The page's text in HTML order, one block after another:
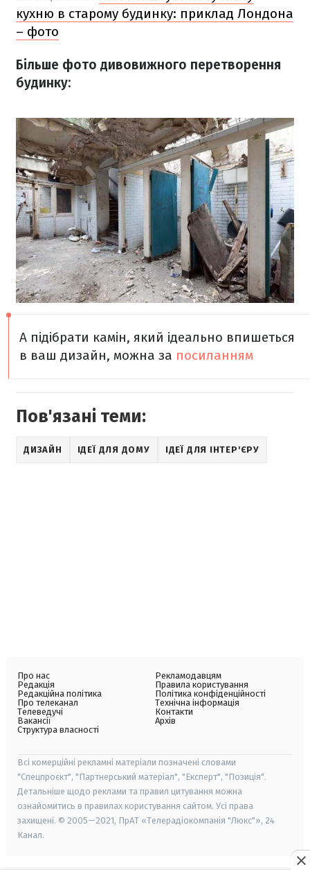
кухню в старому будинку: приклад Лондона
– фото
Більше фото дивовижного перетворення
будинку:
А підібрати камін, який ідеально впишеться
в ваш дизайн, можна за посиланням
Пов'язані теми:
ДИЗАЙН ІДЕЇ ДЛЯ ДОМУ ІДЕЇ ДЛЯ ІНТЕР'ЄРУ
Про нас
Редакція
Редакційна політика
Про телеканал
Телеведучі
Вакансії
Структура власності
Рекламодавцям
Правила користування
Політика конфіденційності
Технічна інформація
Контакти
Архів
Всі комерційні рекламні матеріали позначені словами
"Спецпроєкт", "Партнерський матеріал", "Експерт", "Позиція".
Детальніше щодо реклами та правил цитування можна
ознайомитись в правилах користування сайтом. Усі права
захищені. © 2005—2021, ПрАТ «Телерадіокомпанія "Люкс"», 24
Канал.